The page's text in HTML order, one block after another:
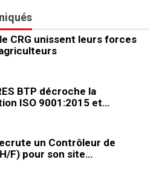
CRG unissent leurs forces
BTP décroche la
ISO 9001:2015 et…
un Contrôleur de
F) pour son site…